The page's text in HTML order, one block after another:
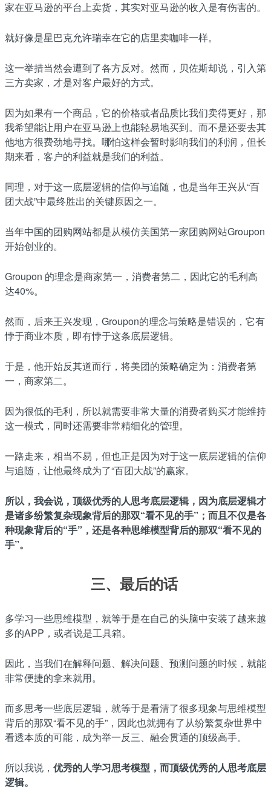
家在亚马逊的平台上卖货，其实对亚马逊的收入是有伤害的。
就好像是星巴克允许瑞幸在它的店里卖咖啡一样。
这一举措当然会遭到了各方反对。然而，贝佐斯却说，引入第
三方卖家，才是对客户最好的方式。
因为如果有一个商品，它的价格或者品质比我们卖得更好，那
我希望能让用户在亚马逊上也能轻易地买到。而不是还要去其
他地方很费劲地寻找。哪怕这样会暂时影响我们的利润，但长
期来看，客户的利益就是我们的利益。
同理，对于这一底层逻辑的信仰与追随，也是当年王兴从“百
团大战”中最终胜出的关键原因之一。
当年中国的团购网站都是从模仿美国第一家团购网站Groupon
开始创业的。
Groupon 的理念是商家第一，消费者第二，因此它的毛利高
达40%。
然而，后来王兴发现，Groupon的理念与策略是错误的，它有
悖于商业本质，即有悖于这条底层逻辑。
于是，他开始反其道而行，将美团的策略确定为：消费者第
一，商家第二。
因为很低的毛利，所以就需要非常大量的消费者购买才能维持
这一模式，同时还需要非常精细化的管理。
一路走来，相当不易，但也正是因为对于这一底层逻辑的信仰
与追随，让他最终成为了“百团大战”的赢家。
所以，我会说，顶级优秀的人思考底层逻辑，因为底层逻辑才
是诸多纷繁复杂现象背后的那双“看不见的手”；而且不仅是各
种现象背后的“手”，还是各种思维模型背后的那双“看不见的
手”。
三、 最后的话
多学习一些思维模型，就等于是在自己的头脑中安装了越来越
多的APP，或者说是工具箱。
因此，当我们在解释问题、解决问题、预测问题的时候，就能
非常便捷的拿来就用。
而多思考一些底层逻辑，就等于是看清了很多现象与思维模型
背后的那双“看不见的手”，因此也就拥有了从纷繁复杂世界中
看透本质的可能，成为举一反三、融会贯通的顶级高手。
所以我说， 优秀的人学习思考模型，而顶级优秀的人思考底层
逻辑。